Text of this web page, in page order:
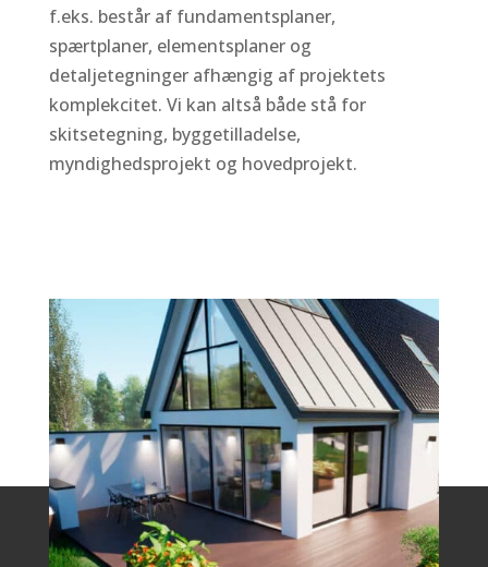
f.eks. består af fundamentsplaner,
spærtplaner, elementsplaner og
detaljetegninger afhængig af projektets
komplekcitet. Vi kan altså både stå for
skitsetegning, byggetilladelse,
myndighedsprojekt og hovedprojekt.